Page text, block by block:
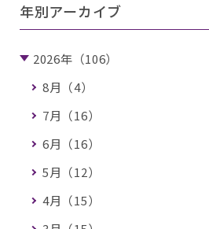
年別アーカイブ
2026年（106）
8月（4）
7月（16）
6月（16）
5月（12）
4月（15）